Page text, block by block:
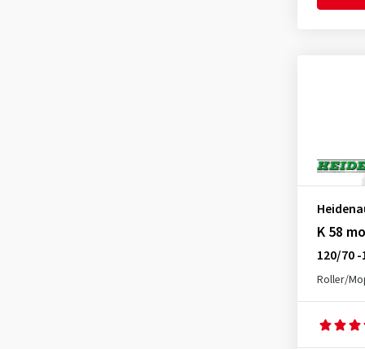
K 58
120/70 -
Roller/